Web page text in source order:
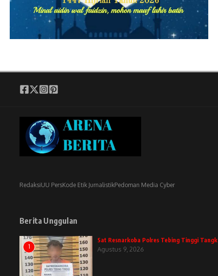
RedaksiUU PersKode Etik JurnalistikPedoman Media Cyber
Berita Unggulan
1
Sat Resnarkoba Polres Tebing Tinggi
Agustus 9, 2026